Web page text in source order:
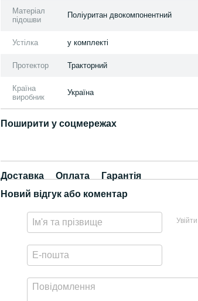
Матеріал
підошви
Поліуритан двокомпонентний
Устілка у комплекті
Протектор Тракторний
Країна
виробник
Україна
Поширити у соцмережах
Доставка Оплата
Гарантія
Новий відгук або коментар